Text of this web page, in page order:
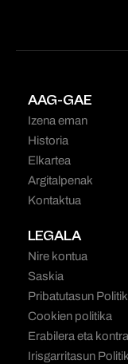
AAG-GAE
Izena eman
Historia
Elkartea
Argitalpenak
Kontaktua
LEGALA
Nire kontua
Saskia
Pribatutasun
Cookien politika
Erabilera eta
Irisgarritasun